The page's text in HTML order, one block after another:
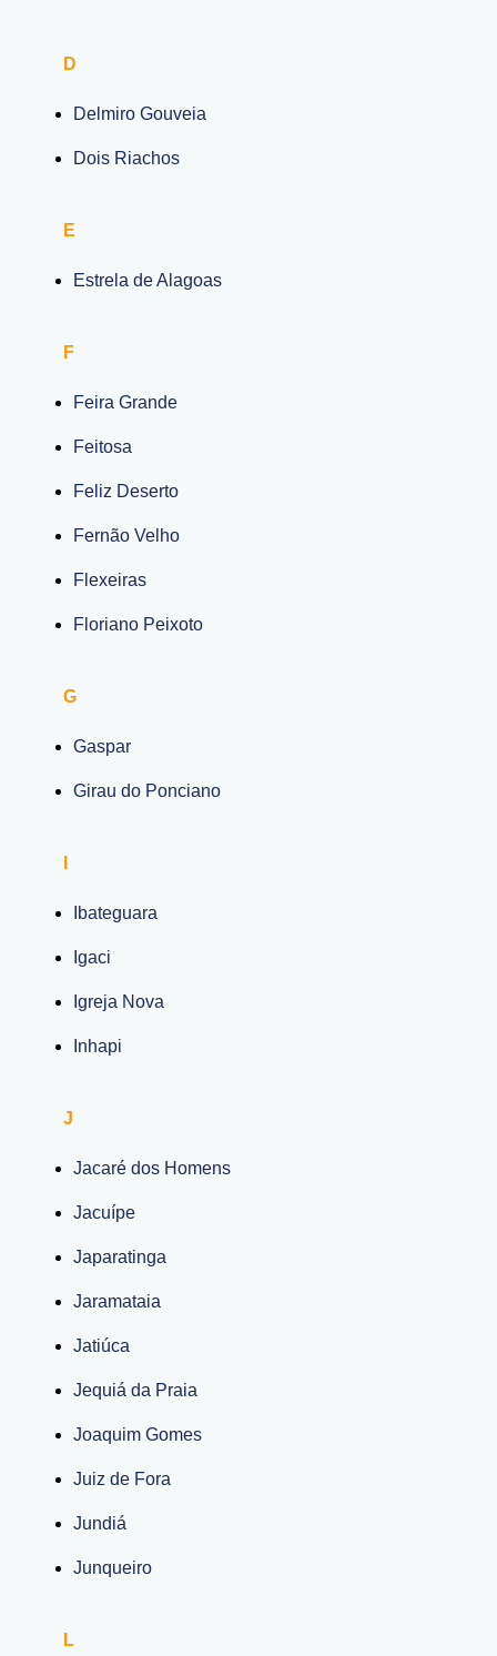
D
Delmiro Gouveia
Dois Riachos
E
Estrela de Alagoas
F
Feira Grande
Feitosa
Feliz Deserto
Fernão Velho
Flexeiras
Floriano Peixoto
G
Gaspar
Girau do Ponciano
Ibateguara
Igaci
Igreja Nova
Inhapi
J
Jacaré dos Homens
Jacuípe
Japaratinga
Jaramataia
Jatiúca
Jequiá da Praia
Joaquim Gomes
Juiz de Fora
Jundiá
Junqueiro
L